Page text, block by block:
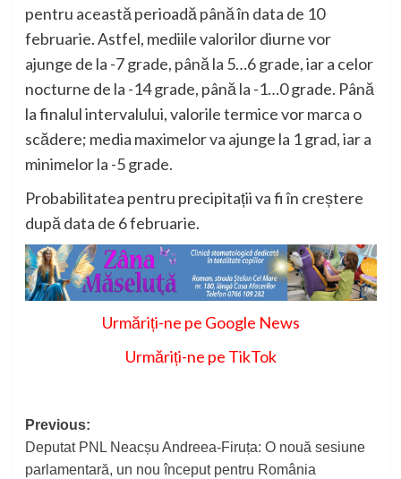
pentru această perioadă până în data de 10
februarie. Astfel, mediile valorilor diurne vor
ajunge de la -7 grade, până la 5…6 grade, iar a celor
nocturne de la -14 grade, până la -1…0 grade. Până
la finalul intervalului, valorile termice vor marca o
scădere; media maximelor va ajunge la 1 grad, iar a
minimelor la -5 grade.
Probabilitatea pentru precipitații va fi în creștere
după data de 6 februarie.
Urmăriți-ne pe Google News
Urmăriți-ne pe TikTok
Post
navigation
Previous:
Deputat PNL Neacșu Andreea-Firuța: O nouă sesiune
parlamentară, un nou început pentru România